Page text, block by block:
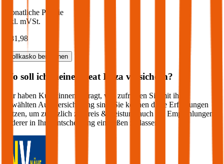
Monatliche Prämie
inkl. mVSt.
€ 81,98
Vollkasko berechnen
Wo soll ich meinen Seat Ibiza versichern?
Wir haben Kund:innen befragt, wie zufrieden Sie mit ihrer
gewählten Autoversicherung sind. Sie können diese Erfahrungen
nutzen, um zusätzlich zu Preis & Leistung auch die Empfehlungen
anderer in Ihre Entscheidung einfließen zu lassen: